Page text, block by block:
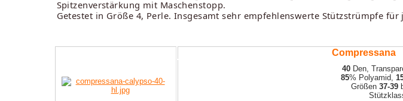
Spitzenverstärkung mit Maschenstopp.
Getestet in Größe 4, Perle. Insgesamt sehr empfehlenswerte Stützstrümpfe
Compressana
40 Den,
85% Polyamid,
Größen37-39